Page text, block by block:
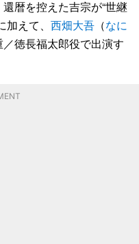
暦を控えた吉宗が“世継
えて、 西畑大吾 （なに
徳長福太郎役で出演す